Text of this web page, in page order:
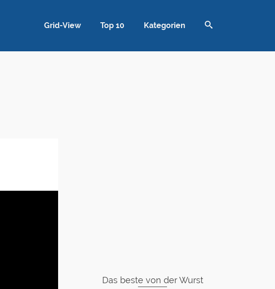
Grid-View Top 10 Kategorien
Das beste von der Wurst